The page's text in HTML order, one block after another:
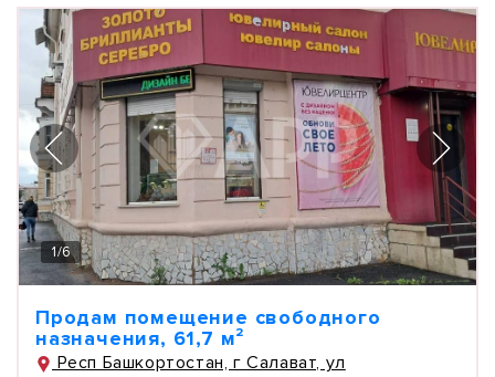
1/6
Продам помещение свободного
назначения, 61,7 м²
Респ Башкортостан, г Салават, ул